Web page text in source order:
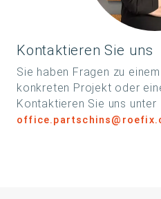
Kontaktieren Sie uns
Sie haben Fragen zu
konkreten Projekt oder
Kontaktieren Sie uns unter